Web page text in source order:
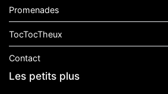
Promenades
TocTocTheux
Contact
Les petits plus